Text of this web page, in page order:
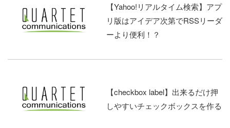
【Yahoo!リアルタイム検索】アプ
リ版はアイデア次第でRSSリーダ
ーより便利！？
【checkbox label】出来るだけ押
しやすいチェックボックスを作る